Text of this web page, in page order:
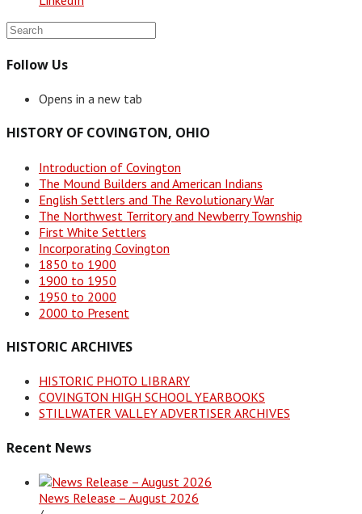
Follow Us
Opens in a new tab
HISTORY OF COVINGTON, OHIO
Introduction of Covington
The Mound Builders and American Indians
English Settlers and The Revolutionary War
The Northwest Territory and Newberry Township
First White Settlers
Incorporating Covington
1850 to 1900
1900 to 1950
1950 to 2000
2000 to Present
HISTORIC ARCHIVES
HISTORIC PHOTO LIBRARY
COVINGTON HIGH SCHOOL YEARBOOKS
STILLWATER VALLEY ADVERTISER ARCHIVES
Recent News
News Release – August 2026